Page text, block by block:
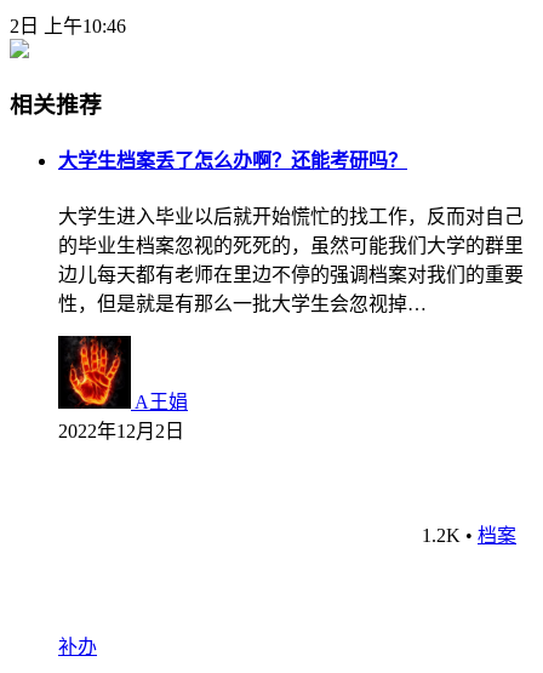
2日 上午10:46
相关推荐
大学生档案丢了怎么办啊？还能考研吗？
大学生进入毕业以后就开始慌忙的找工作，反而对自己
的毕业生档案忽视的死死的，虽然可能我们大学的群里
边儿每天都有老师在里边不停的强调档案对我们的重要
性，但是就是有那么一批大学生会忽视掉…
A王娟
2022年12月2日
1.2K • 档案
补办